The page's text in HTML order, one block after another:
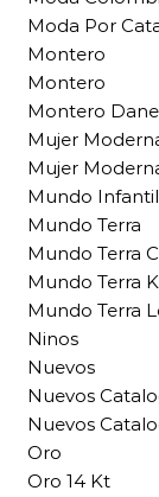
Moda Por
Montero
Montero
Montero
Mujer
Mujer
Mundo Infantil
Mundo Terra
Mundo Terra
Mundo Terra
Mundo Terra
Ninos
Nuevos
Nuevos
Nuevos
Oro
Oro 14 Kt